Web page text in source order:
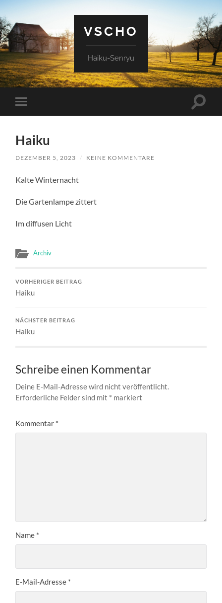
VSCHO
Haiku-Senryu
Mobile-
Menü
Haiku
DEZEMBER 5, 2023 / KEINE KOMMENTARE
Kalte Winternacht
Die Gartenlampe zittert
Im diffusen Licht
Archiv
VORHERIGER BEITRAG
Haiku
NÄCHSTER BEITRAG
Haiku
Schreibe einen Kommentar
Deine E-Mail-Adresse wird nicht veröffentlicht.
Erforderliche Felder sind mit * markiert
Kommentar *
Name *
E-Mail-Adresse *